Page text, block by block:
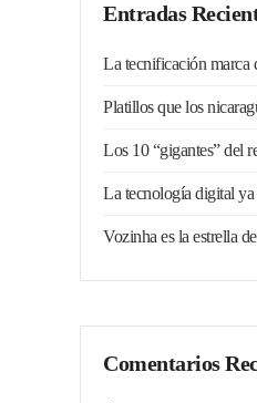
Entradas
La tecnificación marca
Platillos que los
Los 10 “gigantes” del
La tecnología digital
Vozinha es la estrella
Comentarios